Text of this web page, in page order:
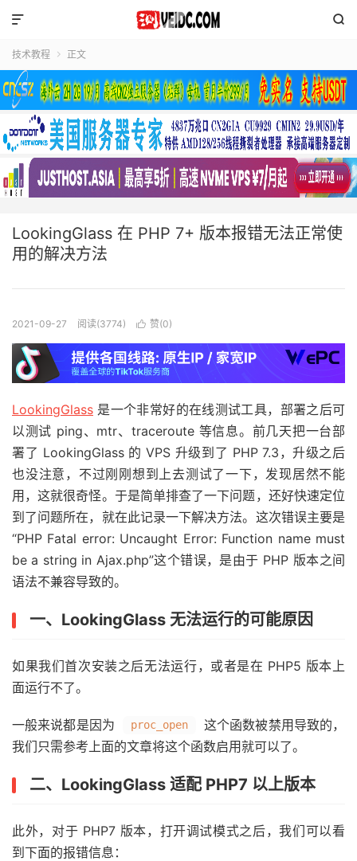


技术教程  正文
LookingGlass 在 PHP 7+ 版本报错无法正常使
用的解决方法
2021-09-27 阅读(3774)  赞(0)
LookingGlass 是一个非常好的在线测试工具，部署之后可
以测试 ping、mtr、traceroute 等信息。前几天把一台部
署了 LookingGlass 的 VPS 升级到了 PHP 7.3，升级之后
也没注意，不过刚刚想到上去测试了一下，发现居然不能
用，这就很奇怪。于是简单排查了一下问题，还好快速定位
到了问题所在，就在此记录一下解决方法。这次错误主要是
“PHP Fatal error: Uncaught Error: Function name must
be a string in Ajax.php”这个错误，是由于 PHP 版本之间
语法不兼容导致的。
一、LookingGlass 无法运行的可能原因
如果我们首次安装之后无法运行，或者是在 PHP5 版本上
面运行不了。
一般来说都是因为 proc_open
这个函数被禁用导致的，
我们只需参考上面的文章将这个函数启用就可以了。
二、LookingGlass 适配 PHP7 以上版本
此外，对于 PHP7 版本，打开调试模式之后，我们可以看
到下面的报错信息：